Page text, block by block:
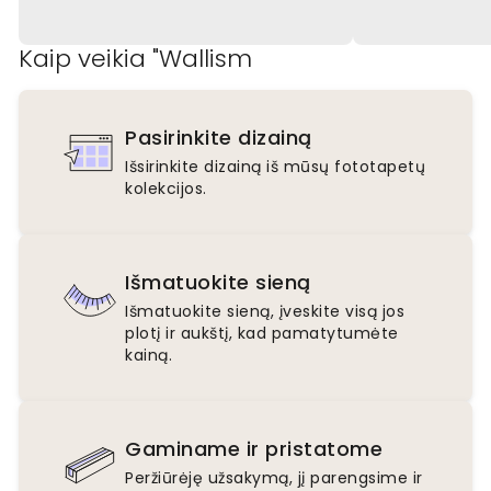
Kaip veikia "Wallism
Pasirinkite dizainą
Išsirinkite dizainą iš mūsų fototapetų
kolekcijos.
Išmatuokite sieną
Išmatuokite sieną, įveskite visą jos
plotį ir aukštį, kad pamatytumėte
kainą.
Gaminame ir pristatome
Peržiūrėję užsakymą, jį parengsime ir